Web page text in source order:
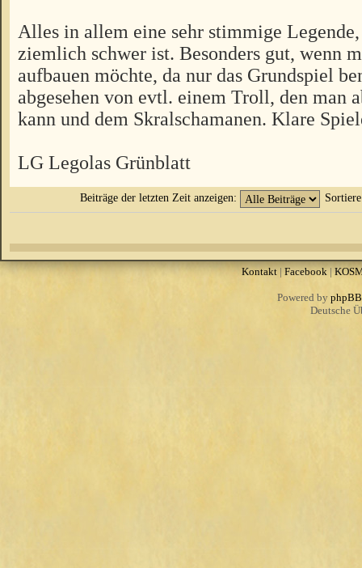
Alles in allem eine sehr stimmige
ziemlich schwer ist. Besonders gut, wenn
aufbauen möchte, da nur das Grundspiel
abgesehen von evtl. einem Troll, den man
kann und dem Skralschamanen. Klare
LG Legolas Grünblatt
Beiträge der letzten Zeit anzeigen:
Kontakt|Facebook|
Powered by phpBB
Deutsche